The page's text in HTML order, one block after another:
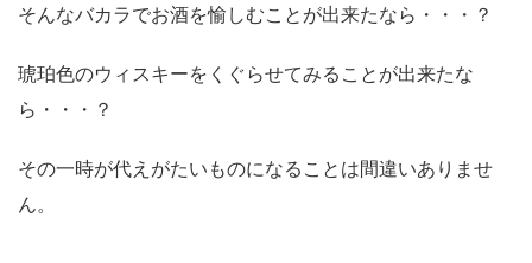
そんなバカラでお酒を愉しむことが出来たなら・・・？
琥珀色のウィスキーをくぐらせてみることが出来たな
ら・・・？
その一時が代えがたいものになることは間違いありませ
ん。